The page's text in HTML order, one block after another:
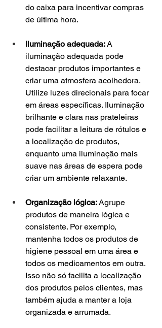
do caixa para incentivar compras
de última hora.
Iluminação adequada: A
iluminação adequada pode
destacar produtos importantes e
criar uma atmosfera acolhedora.
Utilize luzes direcionais para focar
em áreas específicas. Iluminação
brilhante e clara nas prateleiras
pode facilitar a leitura de rótulos e
a localização de produtos,
enquanto uma iluminação mais
suave nas áreas de espera pode
criar um ambiente relaxante.
Organização lógica: Agrupe
produtos de maneira lógica e
consistente. Por exemplo,
mantenha todos os produtos de
higiene pessoal em uma área e
todos os medicamentos em outra.
Isso não só facilita a localização
dos produtos pelos clientes, mas
também ajuda a manter a loja
organizada e arrumada.